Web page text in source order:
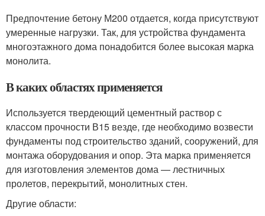
Предпочтение бетону М200 отдается, когда присутствуют
умеренные нагрузки. Так, для устройства фундамента
многоэтажного дома понадобится более высокая марка
монолита.
В каких областях применяется
Используется твердеющий цементный раствор с
классом прочности В15 везде, где необходимо возвести
фундаменты под строительство зданий, сооружений, для
монтажа оборудования и опор. Эта марка применяется
для изготовления элементов дома — лестничных
пролетов, перекрытий, монолитных стен.
Другие области: